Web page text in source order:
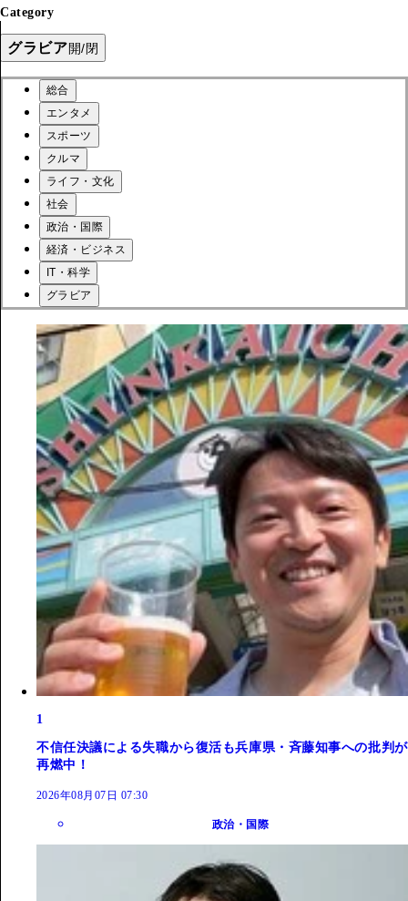
Category
グラビア開/閉
総合
エンタメ
スポーツ
クルマ
ライフ・文化
社会
政治・国際
経済・ビジネス
IT・科学
グラビア
1
不信任決議による失職から復活も兵庫県・斉藤知事への批判が
再燃中！
2026年08月07日 07:30
政治・国際